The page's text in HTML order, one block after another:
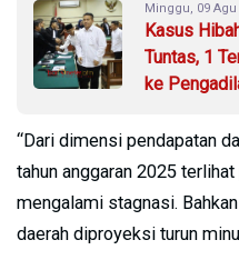
Minggu, 09 Agu
Kasus
Tuntas, 1
ke
“Dari dimensi pendapatan
tahun anggaran 2025
mengalami stagnasi.
daerah diproyeksi turun